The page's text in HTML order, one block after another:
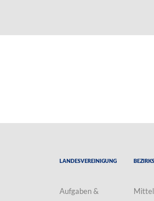
Landesvereinigung
Aufgaben &